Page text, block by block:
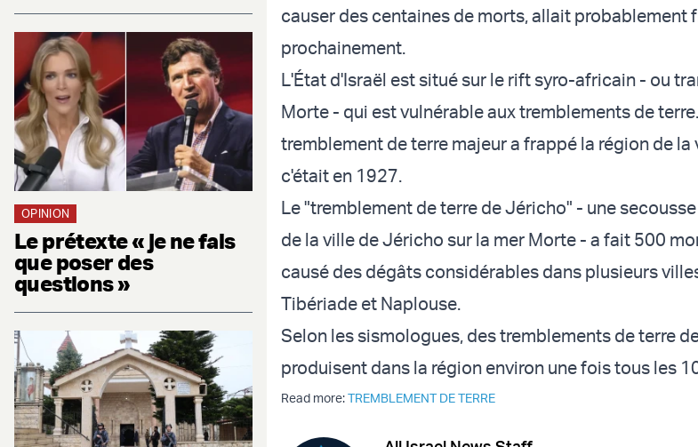
OPINION
Le prétexte « je ne fais
que poser des
questions »
causer des centaines de morts, allait probablement
prochainement.
L'État d'Israël est situé sur le rift syro-africain - ou
Morte - qui est vulnérable aux tremblements de
tremblement de terre majeur a frappé la région de la
c'était en 1927.
Le "tremblement de terre de Jéricho" - une
de la ville de Jéricho sur la mer Morte - a fait 500
causé des dégâts considérables dans plusieurs
Tibériade et Naplouse.
Selon les sismologues, des tremblements de terre
produisent dans la région environ une fois tous les
Read more:TREMBLEMENT DE TERRE